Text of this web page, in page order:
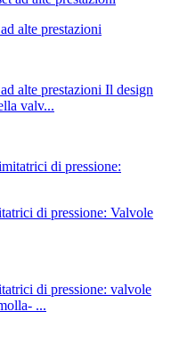
alte prestazioni
alte prestazioni Il design
valv...
di pressione: Valvole
di pressione: valvole
...